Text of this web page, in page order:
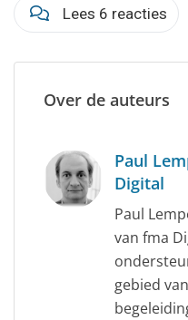
Lees 6 reacties
Over de auteurs
Paul
Digital
Paul
van fma
gebied